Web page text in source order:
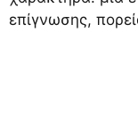
επίγνωσης,